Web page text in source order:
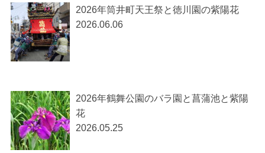
2026年筒井町天王祭と徳川園の紫陽花
2026.06.06
2026年鶴舞公園のバラ園と菖蒲池と紫陽
花
2026.05.25